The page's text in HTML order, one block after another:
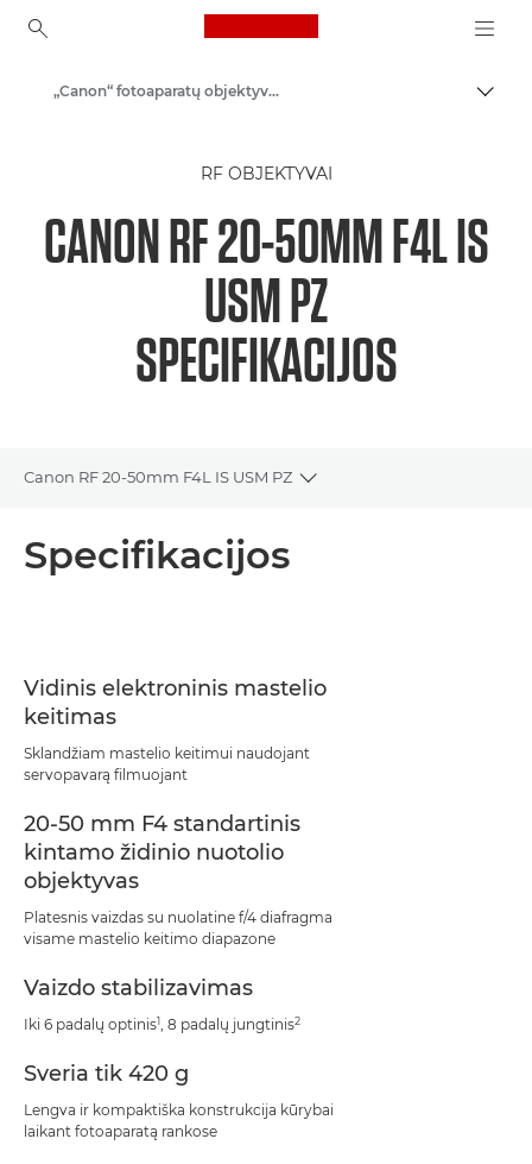
Canon Logo, back to
„Canon“ fotoaparatų objektyvai
RF OBJEKTYVAI
CANON RF 20-50MM F4L IS
USM PZ
SPECIFIKACIJOS
Canon RF 20-50mm F4L IS USM PZ
Toggle breadcrumbs
Bendrieji duomenys
Specifikacijos
Vidinis elektroninis mastelio
keitimas
Sklandžiam mastelio keitimui naudojant
servopavarą filmuojant
20-50 mm F4 standartinis
kintamo židinio nuotolio
objektyvas
Platesnis vaizdas su nuolatine f/4 diafragma
visame mastelio keitimo diapazone
Vaizdo stabilizavimas
Iki 6 padalų optinis1, 8 padalų jungtinis2
Sveria tik 420 g
Lengva ir kompaktiška konstrukcija kūrybai
laikant fotoaparatą rankose